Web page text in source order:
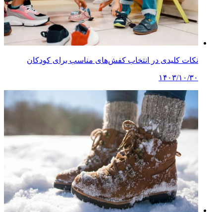
نکات کلیدی در انتخاب کفش‌های مناسب برای کودکان
۱۴۰۳/۱۰/۳۰